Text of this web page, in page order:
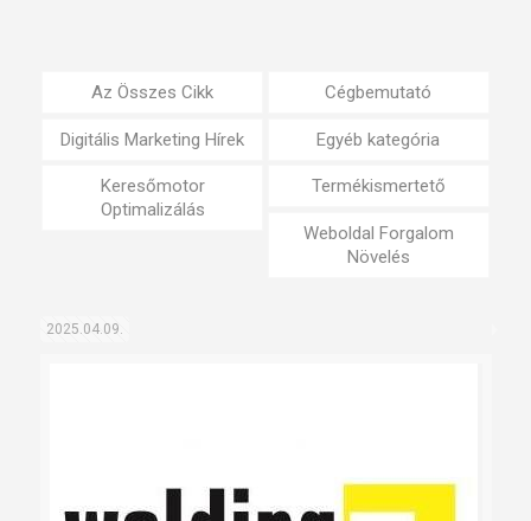
Az Összes Cikk Cégbemutató
Digitális Marketing Hírek Egyéb kategória
Keresőmotor
Optimalizálás
Termékismertető
Weboldal Forgalom
Növelés
2025.04.09.